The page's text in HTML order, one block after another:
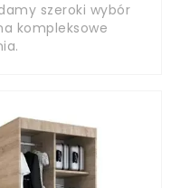
szeroki wybór
kompleksowe